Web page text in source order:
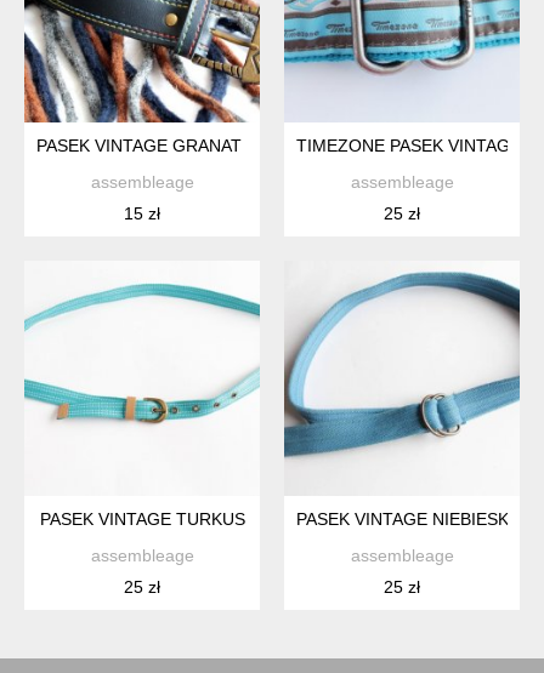
PASEK VINTAGE GRANAT KLAMRA
assembleage
15 zł
TIMEZONE PASEK VINTAGE
assembleage
25 zł
PASEK VINTAGE TURKUS
assembleage
25 zł
PASEK VINTAGE NIEBIESKI
assembleage
25 zł